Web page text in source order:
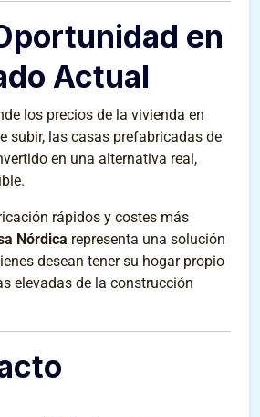
en
Actual
los precios de la vivienda en
subir, las casas prefabricadas de
en una alternativa real,
rápidos y costes más
Nórdica representa una solución
desean tener su hogar propio
elevadas de la construcción